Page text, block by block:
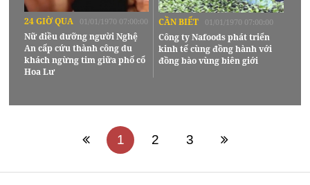
24 GIỜ QUA 01/01/1970 07:00:00
Nữ điều dưỡng người Nghệ
An cấp cứu thành công du
khách ngừng tim giữa phố cổ
Hoa Lư
CẦN BIẾT 01/01/1970 07:00:00
Công ty Nafoods phát triển
kinh tế cùng đồng hành với
đồng bào vùng biên giới
1 2 3